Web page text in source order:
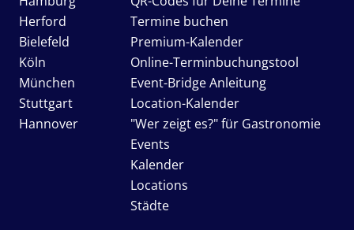
Herford
Bielefeld
Köln
München
Stuttgart
Hannover
Termine buchen
Premium-Kalender
Online-Terminbuchungstool
Event-Bridge Anleitung
Location-Kalender
"Wer zeigt es?" für Gastronomie
Events
Kalender
Locations
Städte